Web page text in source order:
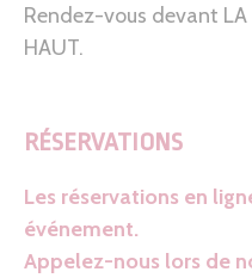
Rendez-vous devant LA
HAUT.
RÉSERVATIONS
Les réservations en
événement.
Appelez-nous lors de